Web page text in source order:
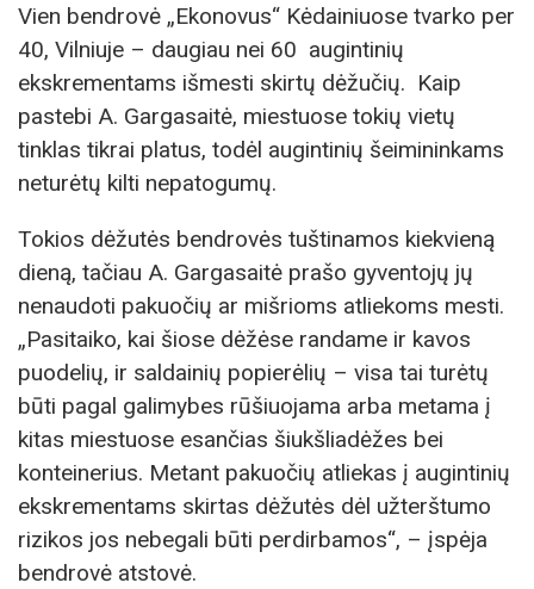
Vien bendrovė „Ekonovus“ Kėdainiuose tvarko per
40, Vilniuje – daugiau nei 60 augintinių
ekskrementams išmesti skirtų dėžučių. Kaip
pastebi A. Gargasaitė, miestuose tokių vietų
tinklas tikrai platus, todėl augintinių šeimininkams
neturėtų kilti nepatogumų.
Tokios dėžutės bendrovės tuštinamos kiekvieną
dieną, tačiau A. Gargasaitė prašo gyventojų jų
nenaudoti pakuočių ar mišrioms atliekoms mesti.
„Pasitaiko, kai šiose dėžėse randame ir kavos
puodelių, ir saldainių popierėlių – visa tai turėtų
būti pagal galimybes rūšiuojama arba metama į
kitas miestuose esančias šiukšliadėžes bei
konteinerius. Metant pakuočių atliekas į augintinių
ekskrementams skirtas dėžutės dėl užterštumo
rizikos jos nebegali būti perdirbamos“, – įspėja
bendrovė atstovė.